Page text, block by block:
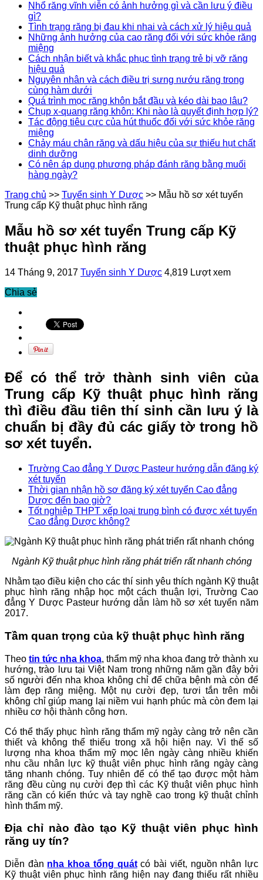
Nhổ răng vĩnh viễn có ảnh hưởng gì và cần lưu ý điều
gì?
Tình trạng răng bị đau khi nhai và cách xử lý hiệu quả
Những ảnh hưởng của cao răng đối với sức khỏe răng
miệng
Cách nhận biết và khắc phục tình trạng trẻ bị vỡ răng
hiệu quả
Nguyên nhân và cách điều trị sưng nướu răng trong
cùng hàm dưới
Quá trình mọc răng khôn bắt đầu và kéo dài bao lâu?
Chụp x-quang răng khôn: Khi nào là quyết định hợp lý?
Tác động tiêu cực của hút thuốc đối với sức khỏe răng
miệng
Chảy máu chân răng và dấu hiệu của sự thiếu hụt chất
dinh dưỡng
Có nên áp dụng phương pháp đánh răng bằng muối
hàng ngày?
Trang chủ >> Tuyển sinh Y Dược >> Mẫu hồ sơ xét tuyển
Trung cấp Kỹ thuật phục hình răng
Mẫu hồ sơ xét tuyển Trung cấp Kỹ
thuật phục hình răng
14 Tháng 9, 2017 Tuyển sinh Y Dược 4,819 Lượt xem
Chia sẻ
Để có thể trở thành sinh viên của
Trung cấp Kỹ thuật phục hình răng
thì điều đầu tiên thí sinh cần lưu ý là
chuẩn bị đầy đủ các giấy tờ trong hồ
sơ xét tuyển.
Trường Cao đẳng Y Dược Pasteur hướng dẫn đăng ký
xét tuyển
Thời gian nhận hồ sơ đăng ký xét tuyển Cao đẳng
Dược đến bao giờ?
Tốt nghiệp THPT xếp loại trung bình có được xét tuyển
Cao đẳng Dược không?
Ngành Kỹ thuật phục hình răng phát triển rất nhanh chóng
Nhằm tạo điều kiện cho các thí sinh yêu thích ngành Kỹ thuật
phục hình răng nhập học một cách thuận lợi, Trường Cao
đẳng Y Dược Pasteur hướng dẫn làm hồ sơ xét tuyển năm
2017.
Tầm quan trọng của kỹ thuật phục hình răng
Theo tin tức nha khoa, thẩm mỹ nha khoa đang trở thành xu
hướng, trào lưu tại Việt Nam trong những năm gần đây bởi
số người đến nha khoa không chỉ để chữa bệnh mà còn để
làm đẹp răng miệng. Một nụ cười đẹp, tươi tắn trên môi
không chỉ giúp mang lại niềm vui hạnh phúc mà còn đem lại
nhiều cơ hội thành công hơn.
Có thể thấy phục hình răng thẩm mỹ ngày càng trở nên cần
thiết và không thể thiếu trong xã hội hiện nay. Vì thế số
lượng nha khoa thẩm mỹ mọc lên ngày càng nhiều khiến
nhu cầu nhân lực kỹ thuật viên phục hình răng ngày càng
tăng nhanh chóng. Tuy nhiên để có thể tạo được một hàm
răng đều cùng nụ cười đẹp thì các Kỹ thuật viên phục hình
răng cần có kiến thức và tay nghề cao trong kỹ thuật chỉnh
hình thẩm mỹ.
Địa chỉ nào đào tạo Kỹ thuật viên phục hình
răng uy tín?
Diễn đàn nha khoa tổng quátcó bài viết, nguồn nhân lực
Kỹ thuật viên phục hình răng hiện nay đang thiếu rất nhiều